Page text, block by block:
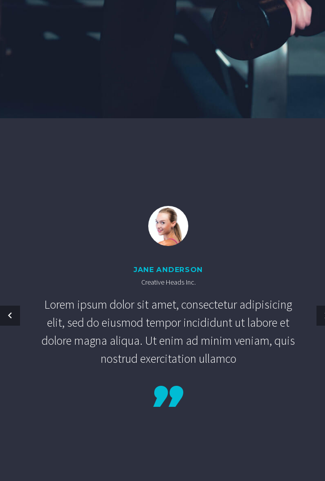
JANE ANDERSON
Creative Heads Inc.
Lorem ipsum dolor sit amet, consectetur adipisicing
elit, sed do eiusmod tempor incididunt ut labore et
dolore magna aliqua. Ut enim ad minim veniam, quis
nostrud exercitation ullamco